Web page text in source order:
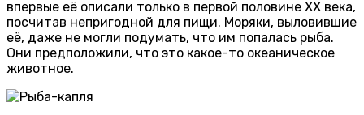
впервые её описали только в первой половине XX века,
посчитав непригодной для пищи. Моряки, выловившие
её, даже не могли подумать, что им попалась рыба.
Они предположили, что это какое-то океаническое
животное.